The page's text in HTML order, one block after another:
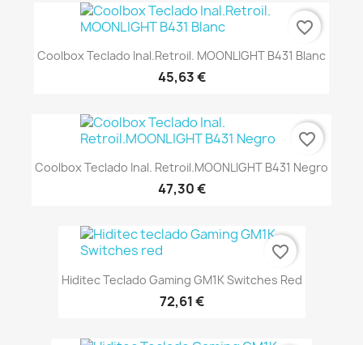
Coolbox Teclado Inal.Retroil. MOONLIGHT B431 Blanc
45,63 €
favorite_border
Coolbox Teclado Inal. Retroil.MOONLIGHT B431 Negro
47,30 €
favorite_border
Hiditec Teclado Gaming GM1K Switches Red
72,61 €
favorite_border